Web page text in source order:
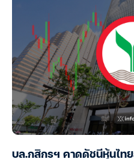
บล.กสิกรฯ คาดดัชนีหุ้นไท